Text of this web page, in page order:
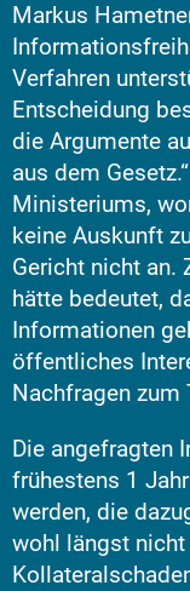
Markus
Verfahren
Entscheidung
die Argumente
aus dem
Ministeriums,
keine Auskunft
Gericht nicht an.
hätte bedeutet,
Informationen
öffentliches
Nachfragen zum
Die angefragten
frühestens 1
werden, die
wohl längst nicht